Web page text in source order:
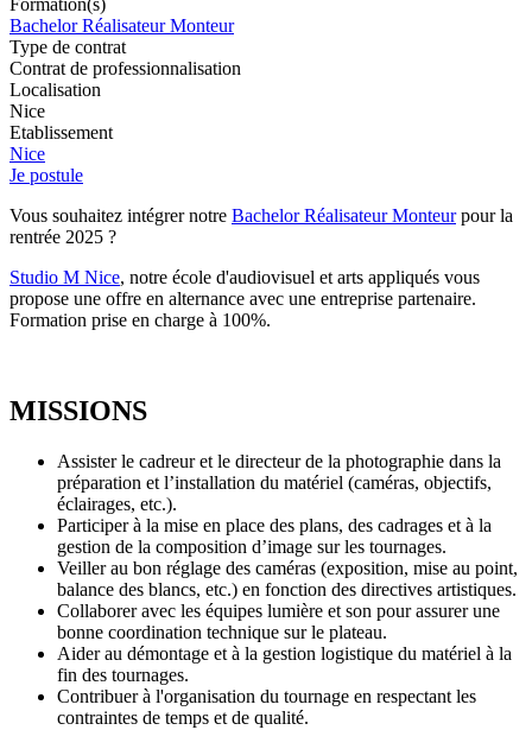
Formation(s)
Bachelor Réalisateur Monteur
Type de contrat
Contrat de professionnalisation
Localisation
Nice
Etablissement
Nice
Je postule
Vous souhaitez intégrer notre Bachelor Réalisateur Monteurpour la
rentrée 2025 ?
Studio M Nice, notre école d'audiovisuel et arts appliqués vous
propose une offre en alternance avec une entreprise partenaire.
Formation prise en charge à 100%.
MISSIONS
Assister le cadreur et le directeur de la photographie dans la
préparation et l’installation du matériel (caméras, objectifs,
éclairages, etc.).
Participer à la mise en place des plans, des cadrages et à la
gestion de la composition d’image sur les tournages.
Veiller au bon réglage des caméras (exposition, mise au point,
balance des blancs, etc.) en fonction des directives artistiques.
Collaborer avec les équipes lumière et son pour assurer une
bonne coordination technique sur le plateau.
Aider au démontage et à la gestion logistique du matériel à la
fin des tournages.
Contribuer à l'organisation du tournage en respectant les
contraintes de temps et de qualité.